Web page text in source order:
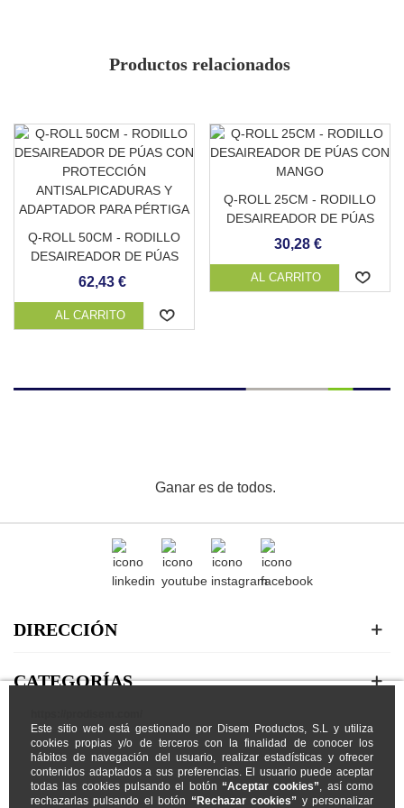
Este sitio web está gestionado por Disem Productos, S.L y utiliza
cookies propias y/o de terceros con la finalidad de conocer los
hábitos de navegación del usuario, realizar estadísticas y ofrecer
contenidos adaptados a sus preferencias. El usuario puede aceptar
todas las cookies pulsando el botón “Aceptar cookies”
, así como
rechazarlas pulsando el botón “Rechazar cookies” y personalizar
Duradero y resistente
Baja absorción de temperatura
Evita la acumulación de materia orgánica
Productos relacionados
Q-ROLL 50CM - RODILLO
DESAIREADOR DE PÚAS
CON PROTECCIÓN
ADAPTADOR PARA
PÉRTIGA
62,43 €
AL CARRITO
Q-ROLL 25CM - RODILLO
DESAIREADOR DE PÚAS
CON MANGO
30,28 €
AL CARRITO
Ganar es de todos.
DIRECCIÓN
CATEGORÍAS
MI CUENTA
NOSOTROS